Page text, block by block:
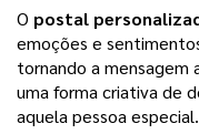
O postal
emoções e
tornando a mensagem
uma forma criativa de
aquela pessoa especial.